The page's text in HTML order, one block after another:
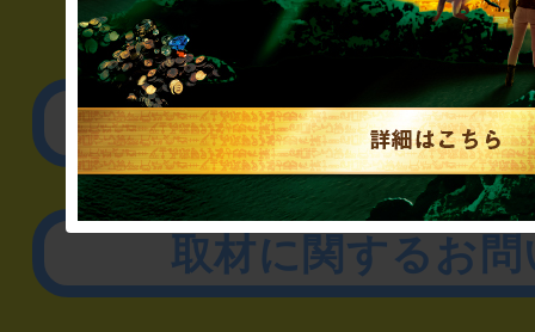
▼企業／法人の方
リアル脱出ゲーム制作
取材に関するお